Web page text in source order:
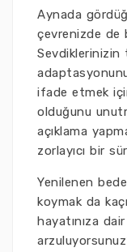
Aynada
çevrenizde de
Sevdiklerinizin
ifade etmek
olduğunu
açıklama
zorlayıcı bir
Yenilenen
koymak da
hayatınıza